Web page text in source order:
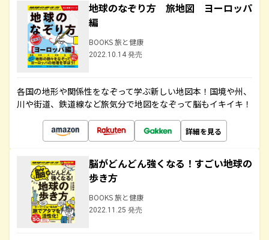
地球のなぞり方 旅地図 ヨーロッパ
編
BOOKS 旅と健康
2022.10.14 発売
各国の地形や関係性をなぞって学ぶ新しい地図本！国境や州、
川や街道、鉄道線など旅気分で地図をなぞって脳もイキイキ！
詳細を見る
脳がどんどん強くなる！すごい地球の
歩き方
BOOKS 旅と健康
2022.11.25 発売